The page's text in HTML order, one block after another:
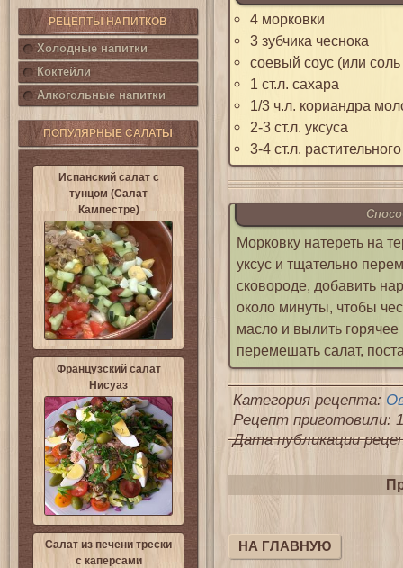
РЕЦЕПТЫ НАПИТКОВ
Холодные напитки
Коктейли
Алкогольные напитки
ПОПУЛЯРНЫЕ САЛАТЫ
Испанский салат с
тунцом (Салат
Кампестре)
Французский салат
Нисуаз
Салат из печени трески
с каперсами
4 морковки
3 зубчика чеснока
соевый соус (или соль
1 ст.л. сахара
1/3 ч.л. кориандра
2-3 ст.л. уксуса
3-4 ст.л.
Морковку натереть на
уксус и тщательно
сковороде, добавить
около минуты, чтобы
масло и вылить
перемешать салат,
Категория рецепта:
Рецепт приготовили:
Дата публикации
НА ГЛАВНУЮ